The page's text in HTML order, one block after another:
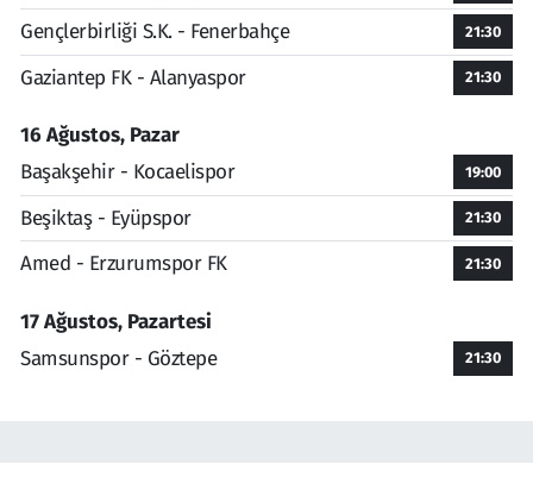
Gençlerbirliği S.K. - Fenerbahçe 21:30
Gaziantep FK - Alanyaspor 21:30
16 Ağustos, Pazar
Başakşehir - Kocaelispor
19:00
Beşiktaş - Eyüpspor 21:30
Amed - Erzurumspor FK 21:30
17 Ağustos, Pazartesi
Samsunspor - Göztepe
21:30